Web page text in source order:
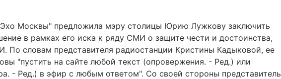
Москвы" предложила мэру столицы Юрию Лужкову заключить
в рамках его иска к ряду СМИ о защите чести и достоинства,
По словам представителя радиостанции Кристины Кадыковой, ее
"пустить на сайте любой текст (опровержения. - Ред.) или
- Ред.) в эфир с любым ответом". Со своей стороны представитель